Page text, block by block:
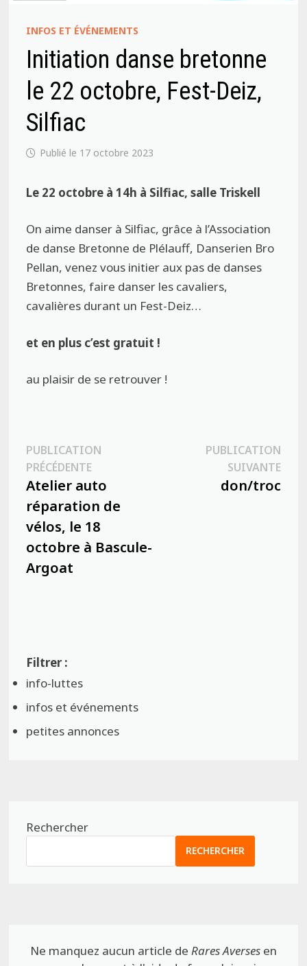
INFOS ET ÉVÉNEMENTS
Initiation danse bretonne
le 22 octobre, Fest-Deiz,
Silfiac
17 octobre 2023
Le 22 octobre à 14h à Silfiac, salle Triskell
On aime danser à Silfiac, grâce à l’Association
de danse Bretonne de Plélauff, Danserien Bro
Pellan, venez vous initier aux pas de danses
Bretonnes, faire danser les cavaliers,
cavalières durant un Fest-Deiz…
et en plus c’est gratuit !
au plaisir de se retrouver !
Navigation
de
l’article
PUBLICATION
PRÉCÉDENTEPublication
précédente :
Atelier auto
réparation de
vélos, le 18
octobre à Bascule-
Argoat
PUBLICATION
SUIVANTE
don/troc
info-luttes
infos et événements
petites annonces
Rechercher
RECHERCHER
Ne manquez aucun article de Rares Aversesen